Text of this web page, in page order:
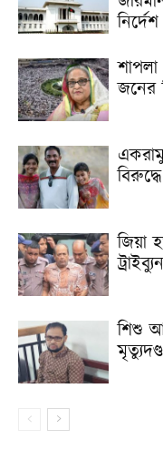
নির্দেশ
শাপলা
জনের
জিয়া
শিশু
মৃত্যুদণ্ড